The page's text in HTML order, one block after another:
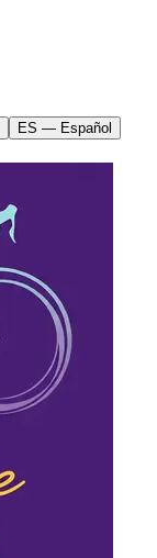
ES — Español